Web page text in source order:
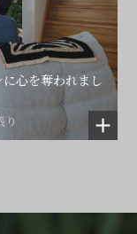
心を奪われまし
り